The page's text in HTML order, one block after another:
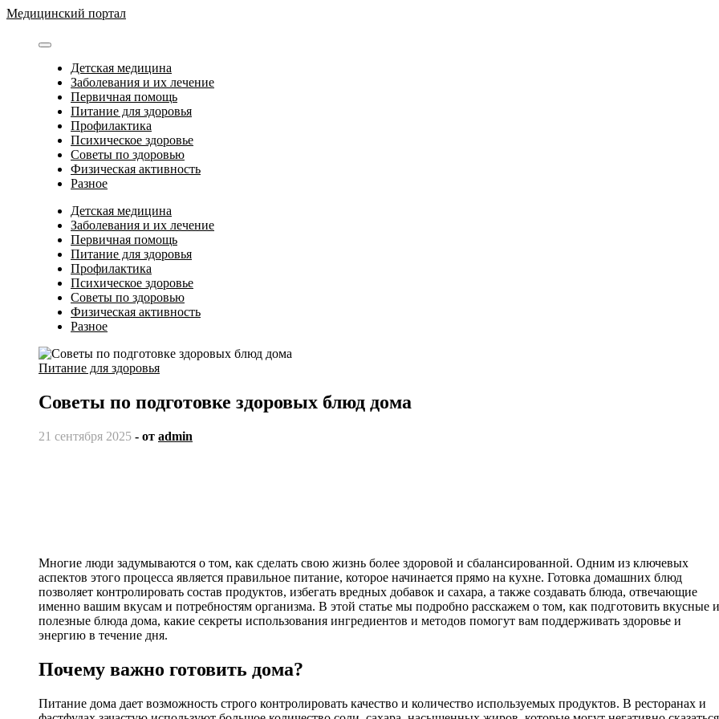
Перейти
содержимому
Медицинский портал
Детская медицина
Заболевания и их лечение
Первичная помощь
Питание для здоровья
Профилактика
Психическое здоровье
Советы по здоровью
Физическая активность
Разное
Детская медицина
Заболевания и их лечение
Первичная помощь
Питание для здоровья
Профилактика
Психическое здоровье
Советы по здоровью
Физическая активность
Разное
Питание для здоровья
Советы по подготовке здоровых блюд дома
21 сентября 2025 - от admin
Многие люди задумываются о том, как сделать свою жизнь более здоровой и сбалансированной. Одним из ключевых
аспектов этого процесса является правильное питание, которое начинается прямо на кухне. Готовка домашних блюд
позволяет контролировать состав продуктов, избегать вредных добавок и сахара, а также создавать блюда, отвечающие
именно вашим вкусам и потребностям организма. В этой статье мы подробно расскажем о том, как подготовить вкусные и
полезные блюда дома, какие секреты использования ингредиентов и методов помогут вам поддерживать здоровье и
энергию в течение дня.
Почему важно готовить дома?
Питание дома дает возможность строго контролировать качество и количество используемых продуктов. В ресторанах и